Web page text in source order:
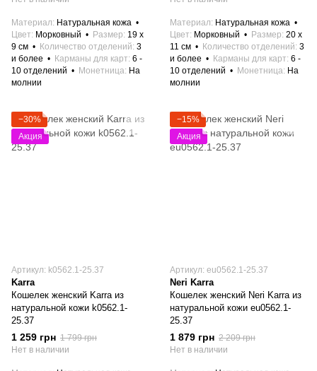
Материал
Натуральная кожа
Цвет
Морковный Размер 19 x
9 см
Количество отделений 3
и более
Карманы для карт 6 -
10 отделений
Монетница На
молнии
Материал
Натуральная кожа
Цвет
Морковный Размер 20 x
11 см
Количество отделений 3
и более
Карманы для карт 6 -
10 отделений
Монетница На
молнии
−30%
Акция
Артикул: k0562.1-25.37
Karra
Кошелек женский Karra из
натуральной кожи k0562.1-
25.37
1 259 грн 1 799 грн
Нет в наличии
−15%
Акция
Артикул: eu0562.1-25.37
Neri Karra
Кошелек женский Neri Karra из
натуральной кожи eu0562.1-
25.37
1 879 грн 2 209 грн
Нет в наличии